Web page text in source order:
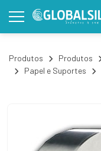
Produtos Produtos
Papel e Suportes